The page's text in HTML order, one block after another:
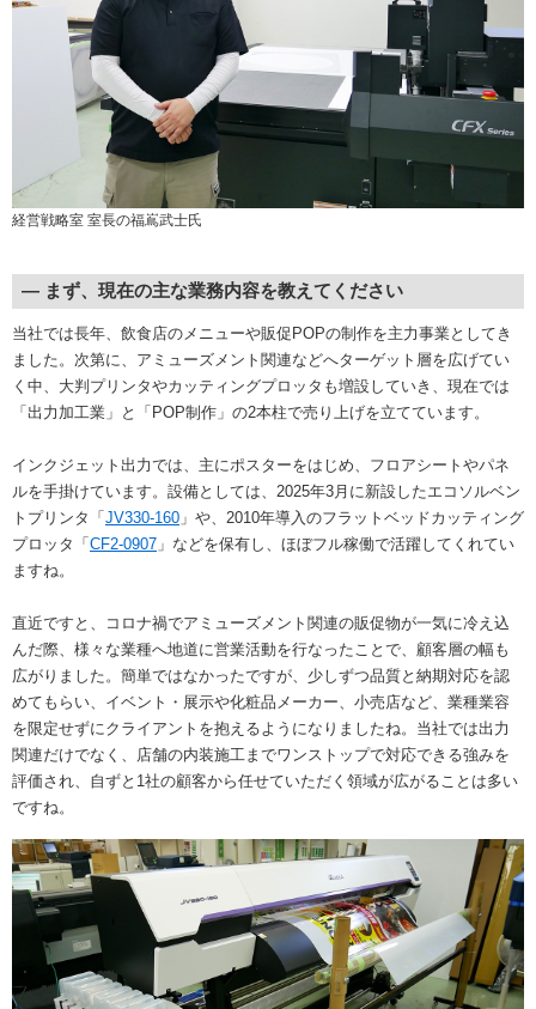
経営戦略室 室長の福嶌武士氏
― まず、現在の主な業務内容を教えてください
当社では長年、飲食店のメニューや販促POPの制作を主力事業としてき
ました。次第に、アミューズメント関連などへターゲット層を広げてい
く中、大判プリンタやカッティングプロッタも増設していき、現在では
「出力加工業」と「POP制作」の2本柱で売り上げを立てています。
インクジェット出力では、主にポスターをはじめ、フロアシートやパネ
ルを手掛けています。設備としては、2025年3月に新設したエコソルベン
トプリンタ「 JV330-160 」や、2010年導入のフラットベッドカッティング
プロッタ「 CF2-0907 」などを保有し、ほぼフル稼働で活躍してくれてい
ますね。
直近ですと、コロナ禍でアミューズメント関連の販促物が一気に冷え込
んだ際、様々な業種へ地道に営業活動を行なったことで、顧客層の幅も
広がりました。簡単ではなかったですが、少しずつ品質と納期対応を認
めてもらい、イベント・展示や化粧品メーカー、小売店など、業種業容
を限定せずにクライアントを抱えるようになりましたね。当社では出力
関連だけでなく、店舗の内装施工までワンストップで対応できる強みを
評価され、自ずと1社の顧客から任せていただく領域が広がることは多い
ですね。